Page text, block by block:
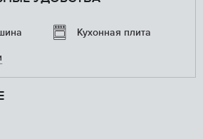
Кухонная плита